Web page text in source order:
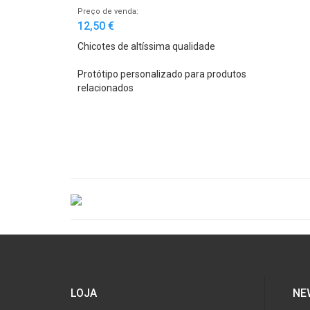
Preço de venda:
12,50 €
Chicotes de altíssima qualidade
Protótipo personalizado para produtos
relacionados
LOJA